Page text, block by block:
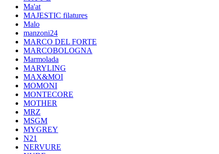
Ma'at
MAJESTIC filatures
Malo
manzoni24
MARCO DEL FORTE
MARCOBOLOGNA
Marmolada
MARYLING
MAX&MOI
MOMONI
MONTECORE
MOTHER
MRZ
MSGM
MYGREY
N21
NERVURE